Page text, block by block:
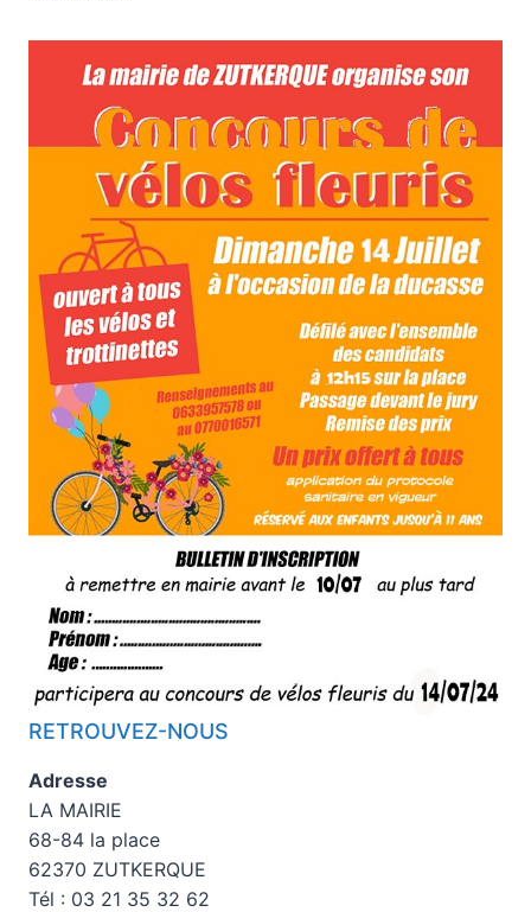
RETROUVEZ-NOUS
Adresse
LA MAIRIE
68-84 la place
62370 ZUTKERQUE
Tél : 03 21 35 32 62